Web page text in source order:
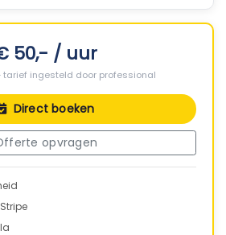
50,- / uur
tarief ingesteld door professional
Direct boeken
opvragen